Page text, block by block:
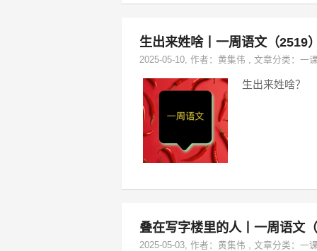
生出来姓啥丨一周语文（2519）
2025-05-10, 作者： 黄集伟 , 文章分类： 一
生出来姓啥？
叠在写字楼里的人丨一周语文（
2025-05-03, 作者： 黄集伟 , 文章分类： 一